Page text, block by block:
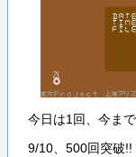
今日は1回、今ま
9/10、500回突破!!